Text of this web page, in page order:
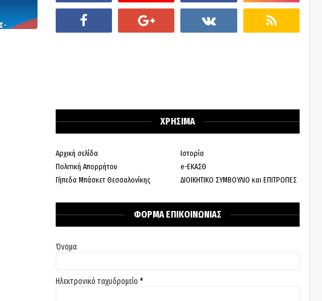
ΧΡΗΣΙΜΑ
Αρχική σελίδα
Ιστορία
Πολιτική Απορρήτου
e-ΕΚΑΣΘ
Γήπεδα Μπάσκετ Θεσσαλονίκης
ΔΙΟΙΚΗΤΙΚΟ ΣΥΜΒΟΥΛΙΟ και ΕΠΙΤΡΟΠΕΣ
ΦΟΡΜΑ ΕΠΙΚΟΙΝΩΝΙΑΣ
Όνομα
Ηλεκτρονικό ταχυδρομείο *